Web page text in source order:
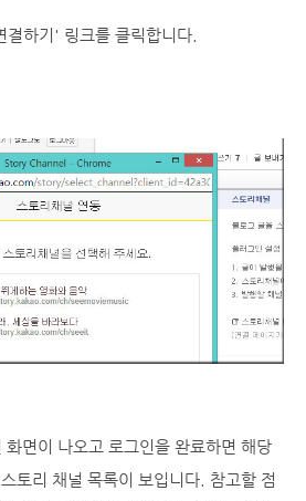
하기' 링크를 클릭합니다.
화면이 나오고 로그인을 완료하면 해당
토리 채널 목록이 보입니다. 참고할 점